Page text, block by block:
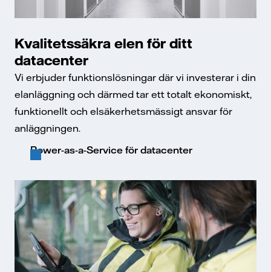
Kvalitetssäkra elen för ditt
datacenter
Vi erbjuder funktionslösningar där vi investerar i din
elanläggning och därmed tar ett totalt ekonomiskt,
funktionellt och elsäkerhetsmässigt ansvar för
anläggningen.
Power-as-a-Service för datacenter